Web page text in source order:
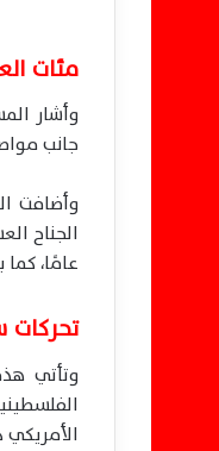
مئات
وأشار
جانب
وأضافت
عامًا، كما
وتأتي